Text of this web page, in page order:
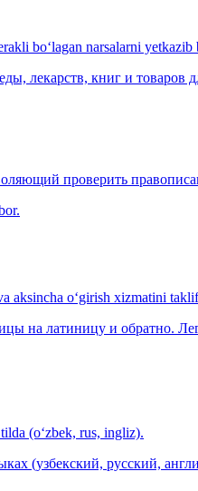
bo‘lagan narsalarni yetkazib
лекарств, книг и товаров
проверить
o‘girish xizmatini
на латиницу и обратно.
(o‘zbek, rus, ingliz).
(узбекский, русский,